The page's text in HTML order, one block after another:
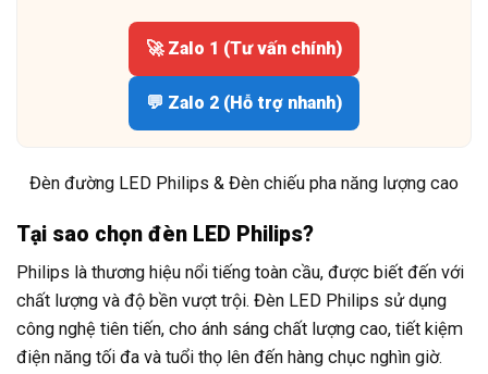
🚀 Zalo 1 (Tư vấn chính)
💬 Zalo 2 (Hỗ trợ nhanh)
Đèn đường LED Philips & Đèn chiếu pha năng lượng cao
Tại sao chọn đèn LED Philips?
Philips là thương hiệu nổi tiếng toàn cầu, được biết đến với
chất lượng và độ bền vượt trội. Đèn LED Philips sử dụng
công nghệ tiên tiến, cho ánh sáng chất lượng cao, tiết kiệm
điện năng tối đa và tuổi thọ lên đến hàng chục nghìn giờ.